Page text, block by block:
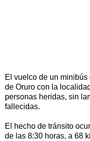
El vuelco de un
de Oruro con la
personas heridas, sin
fallecidas.
El hecho de tránsito
de las 8:30 horas, a 68